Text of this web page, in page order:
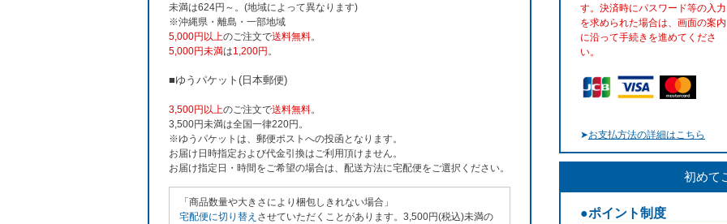
未満は624円～。(地域によって異なります)
※沖縄県・離島・一部地域
5,000円以上のご注文で送料無料。
5,000円未満は1,200円 。
■ゆうパケット(日本郵便)
3,500円以上のご注文で送料無料。
3,500円未満は全国一律220円。
※ゆうパケットは、郵便ポストへの投函となります。
お届け日時指定および代金引換はご利用頂けません。
お届け指定日・時間をご希望の場合は、配送方法に宅配便をご選択ください。
「商品数量や大きさにより梱包しきれない場合」
宅配便に切り替え させていただくことがあります。3,500円(税込)未満の
す。決済時にパスワード等の入力
を求められた場合は、画面の案内
に沿って手続きを進めてくださ
い。
➤お支払方法の詳細はこちら
初めて
●ポイント制度